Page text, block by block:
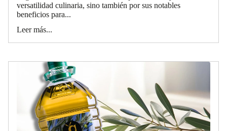
versatilidad culinaria, sino también por sus notables
beneficios para...
Leer más...